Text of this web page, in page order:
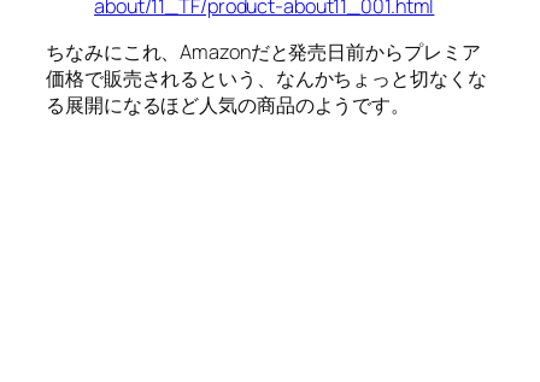
about/11_TF/product-about11_001.html
ちなみにこれ、Amazonだと発売日前からプレミア
価格で販売されるという、なんかちょっと切なくな
る展開になるほど人気の商品のようです。